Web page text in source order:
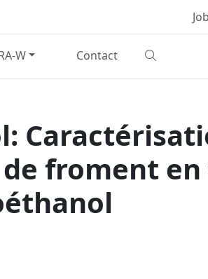
W Contact
froment en